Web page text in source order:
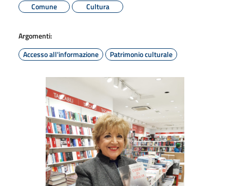
Comune
Cultura
Argomenti:
Accesso all'informazione
Patrimonio culturale